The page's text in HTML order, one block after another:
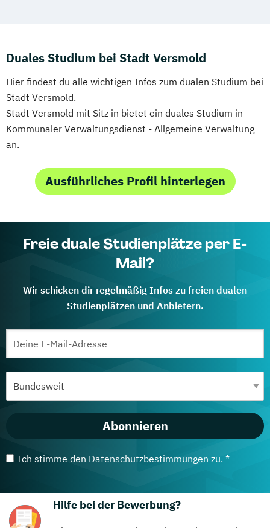
Duales Studium bei Stadt Versmold
Hier findest du alle wichtigen Infos zum dualen Studium bei
Stadt Versmold.
Stadt Versmold mit Sitz in bietet ein duales Studium in
Kommunaler Verwaltungsdienst - Allgemeine Verwaltung
an.
Ausführliches Profil hinterlegen
Freie duale Studienplätze per E-
Mail?
Wir schicken dir regelmäßig Infos zu freien dualen
Studienplätzen und Anbietern.
Abonnieren
Ich stimme den Datenschutzbestimmungen zu. *
Hilfe bei der Bewerbung?